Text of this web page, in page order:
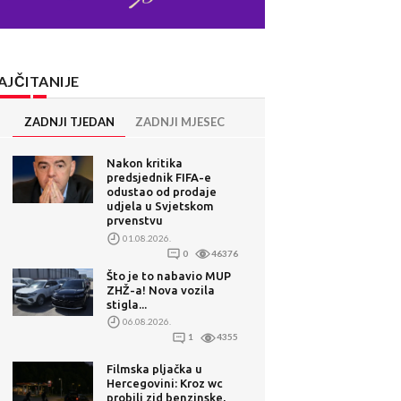
ZADNJI TJEDAN ZADNJI MJESEC
Nakon kritika
predsjednik FIFA-e
odustao od prodaje
udjela u Svjetskom
prvenstvu
01.08.2026.
0
46376
Što je to nabavio MUP
ZHŽ-a! Nova vozila
stigla...
06.08.2026.
1
4355
Filmska pljačka u
Hercegovini: Kroz wc
probili zid benzinske,